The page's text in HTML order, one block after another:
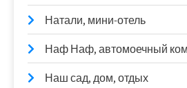
Натали, мини-отель
Наф Наф, автомоечный
Наш сад, дом, отдых